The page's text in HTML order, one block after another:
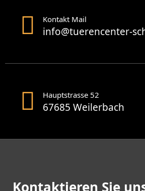
Kontakt Mail
info@tuerencenter-
Hauptstrasse 52
67685 Weilerbach
Kontaktieren Sie